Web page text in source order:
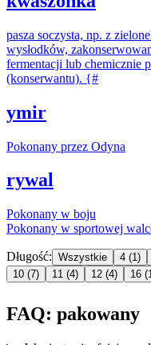
pasza soczysta, np. z
wysłodków,
fermentacji lub chemicznie
(konserwantu). {#
ymir
Pokonany przez Odyna
rywal
Pokonany w boju
Pokonany w sportowej
Długość: Wszystkie 4 (1)
10 (7) 11 (4) 12 (4) 16
FAQ: pakowany